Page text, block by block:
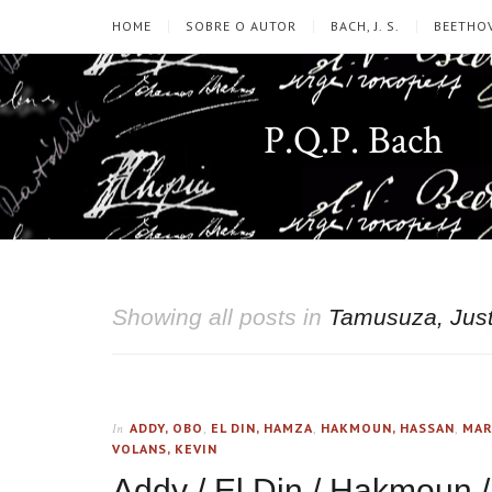
HOME SOBRE O AUTOR BACH, J. S.
P.Q.P. Bach
Showing all posts in Tamusuza,
In ADDY, OBO EL DIN, HAMZA HAKMOUN, HASSAN
VOLANS, KEVIN